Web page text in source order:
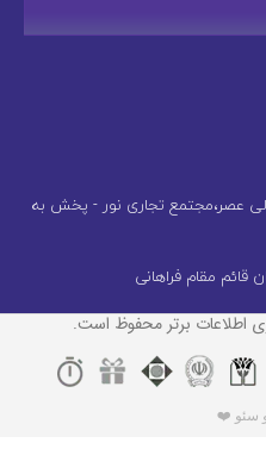
ولی عصر،مجتمع تجاری نور - پخش به
قائم مقام فراهانی
اطلاعات برتر محفوظ است.
سئو ❤️